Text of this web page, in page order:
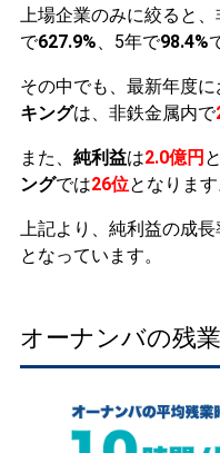
上場企業のみに絞ると
で627.9%、5年で98.4%
その中でも、最新年度
キングは、非鉄金属内で
また、 純利益は2.0億円
ングでは26位となります
上記より、純利益の成
となっています。
オーナンバの残